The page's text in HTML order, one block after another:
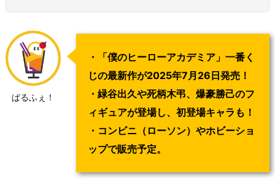
ぱるふぇ！
・「僕のヒーローアカデミア」一番く
じの最新作が2025年7月26日発売！
・緑谷出久や死柄木弔、爆豪勝己のフ
ィギュアが登場し、初登場キャラも！
・コンビニ（ローソン）やホビーショ
ップで販売予定。